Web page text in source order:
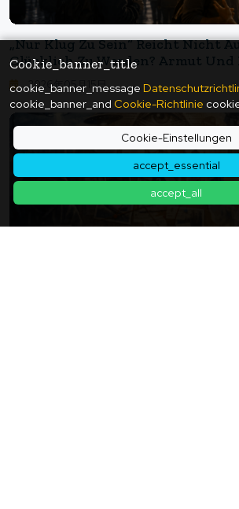
Cookie_banner_title
cookie_banner_message
cookie_banner_and Cookie-Richtlinie
Cookie-Einstellungen
accept_essential
accept_all
„Nur Klug Zu Sein“ Reicht Nicht
Glücklich Zu Werden? Armut
Schatten Auf
2026年05月15日